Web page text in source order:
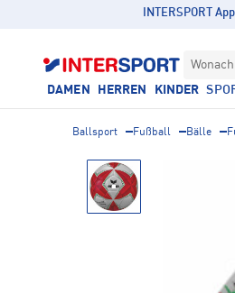
INTERSPORT
DAMEN HERREN KINDER
Ballsport Fußball Bälle